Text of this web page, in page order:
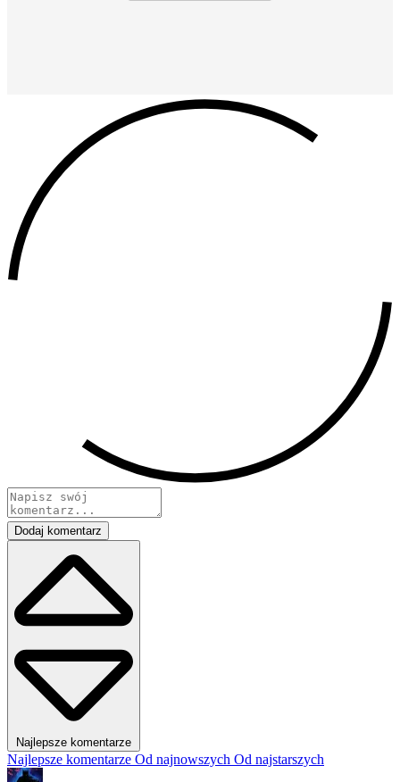
Dodaj komentarz
Najlepsze komentarze
Najlepsze komentarze Od najnowszych Od najstarszych